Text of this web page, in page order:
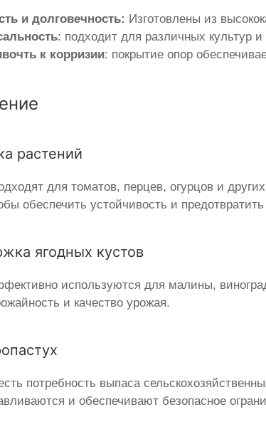
и долговечность: Изготовлены из
: подходит для различных культур и
к корризии: покрытие опор
растений
для томатов, перцев, огурцов и
обеспечить устойчивость и
ягодных кустов
используются для малины,
и качество урожая.
потребность выпаса
и обеспечивают безопасное